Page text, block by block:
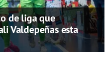
de liga que
Valdepeñas esta